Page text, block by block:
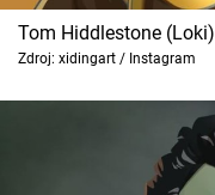
Tom Hiddlestone (Loki)
Zdroj: xidingart / Instagram